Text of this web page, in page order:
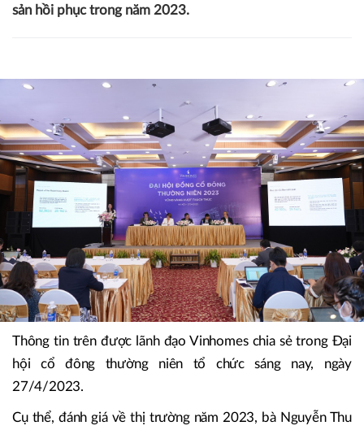
sản hồi phục trong năm 2023.
Thông tin trên được lãnh đạo Vinhomes chia sẻ trong Đại
hội cổ đông thường niên tổ chức sáng nay, ngày
27/4/2023.
Cụ thể, đánh giá về thị trường năm 2023, bà Nguyễn Thu